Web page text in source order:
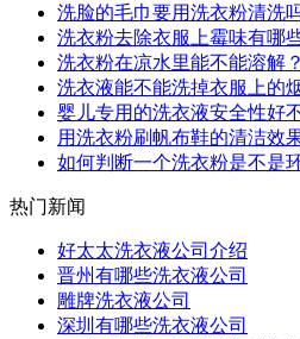
洗脸的毛巾要用洗衣粉清洗
洗衣粉去除衣服上霉味有哪
洗衣粉在凉水里能不能溶解？
洗衣液能不能洗掉衣服上的
婴儿专用的洗衣液安全性好
用洗衣粉刷帆布鞋的清洁效
如何判断一个洗衣粉是不是
热门新闻
好太太洗衣液公司介绍
晋州有哪些洗衣液公司
雕牌洗衣液公司
深圳有哪些洗衣液公司